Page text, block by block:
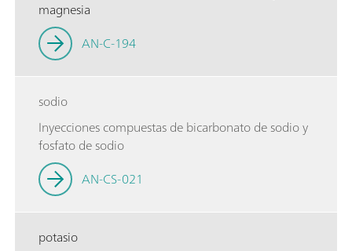
magnesia
AN-C-194
sodio
Inyecciones compuestas de bicarbonato de sodio y
fosfato de sodio
AN-CS-021
potasio